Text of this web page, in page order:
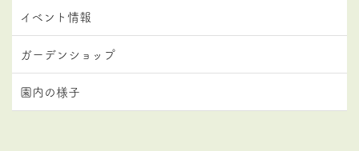
イベント情報
ガーデンショップ
園内の様子